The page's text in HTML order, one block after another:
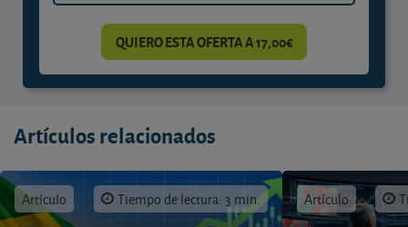
QUIERO ESTA OFERTA A 17,00€
Artículos relacionados
Artículo Tiempo de lectura: 3 min. Artículo